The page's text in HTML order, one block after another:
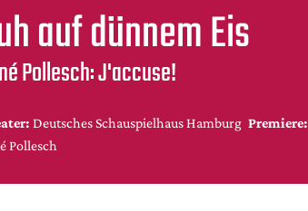
auf dünnem Eis
Pollesch: J'accuse!
Deutsches Schauspielhaus Hamburg Premiere:
Pollesch